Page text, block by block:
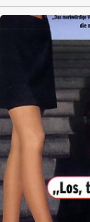
Grenzen zuspitzt. Wie
leidet auch Helen
tödlichen Krankheit.
nach einem gesunden
sich zu einer illegalen